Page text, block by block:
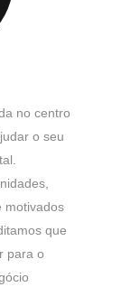
no centro
o seu
motivados
que
para o